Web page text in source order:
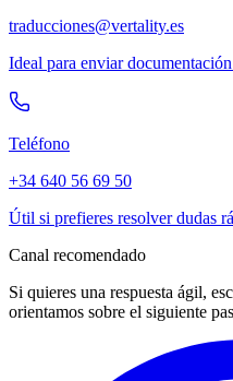
traducciones@vertality.es
Ideal para enviar
Teléfono
+34 640 56 69 50
Útil si prefieres resolver dudas
Canal recomendado
Si quieres una respuesta ágil,
orientamos sobre el siguiente